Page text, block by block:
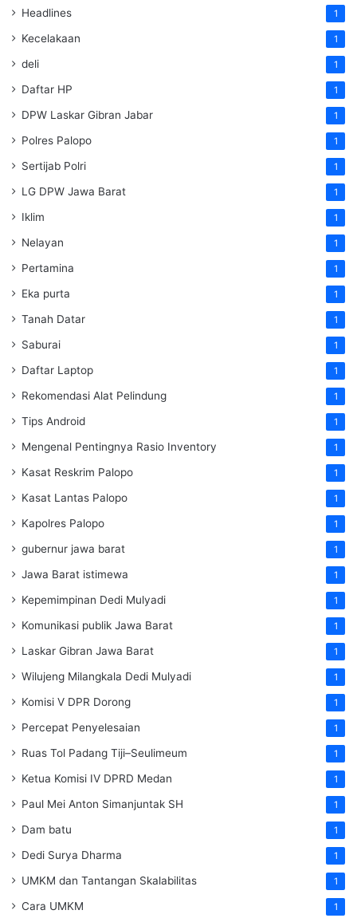
Headlines 1
Kecelakaan 1
deli 1
Daftar HP 1
DPW Laskar Gibran Jabar 1
Polres Palopo 1
Sertijab Polri 1
LG DPW Jawa Barat 1
Iklim 1
Nelayan 1
Pertamina 1
Eka purta 1
Tanah Datar 1
Saburai 1
Daftar Laptop 1
Rekomendasi Alat Pelindung 1
Tips Android 1
Mengenal Pentingnya Rasio Inventory 1
Kasat Reskrim Palopo 1
Kasat Lantas Palopo 1
Kapolres Palopo 1
gubernur jawa barat 1
Jawa Barat istimewa 1
Kepemimpinan Dedi Mulyadi 1
Komunikasi publik Jawa Barat 1
Laskar Gibran Jawa Barat 1
Wilujeng Milangkala Dedi Mulyadi 1
Komisi V DPR Dorong 1
Percepat Penyelesaian 1
Ruas Tol Padang Tiji–Seulimeum 1
Ketua Komisi IV DPRD Medan 1
Paul Mei Anton Simanjuntak SH 1
Dam batu 1
Dedi Surya Dharma 1
UMKM dan Tantangan Skalabilitas 1
Cara UMKM 1